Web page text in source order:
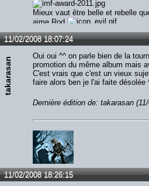
Mieux vaut être belle et rebelle
aime Rod
11/02/2008 18:07:24
takarasan
Oui oui ^^ on parle bien de la
promotion du même album mais
C'est vrais que c'est un vieux
faire alors ben je l'ai faite désolée
Dernière édition de: takarasan
11/02/2008 18:26:15